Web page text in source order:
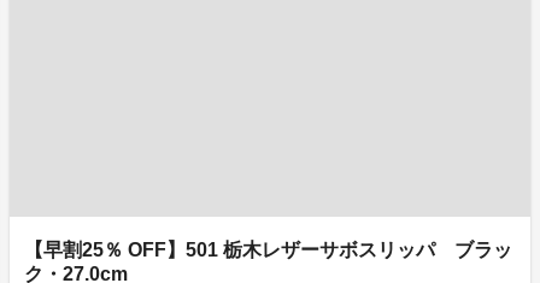
【早割25％ OFF】501 栃木レザーサボスリッパ ブラッ
ク・27.0cm